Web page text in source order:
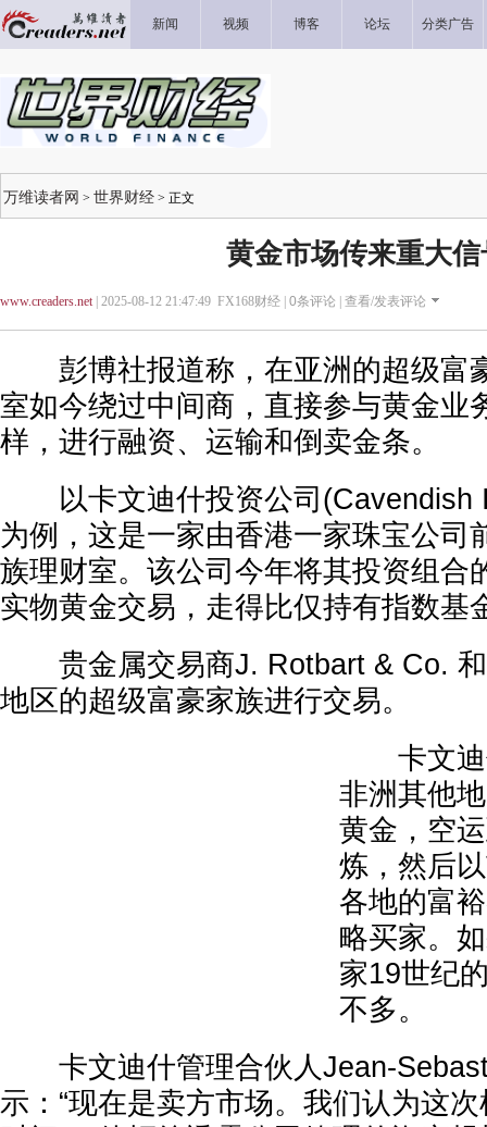
新闻 视频 博客 论坛 分类广告
万维读者网 > 世界财经 > 正文
黄金市场传来重大信
www.creaders.net| 2025-08-12 21:47:49 FX168财经 | 0条评论 | 查看/发表评论
彭博社报道称，在亚洲的超级富
室如今绕过中间商，直接参与黄金业
样，进行融资、运输和倒卖金条。
以卡文迪什投资公司(Cavendish
为例，这是一家由香港一家珠宝公司
族理财室。该公司今年将其投资组合
实物黄金交易，走得比仅持有指数基
贵金属交易商J. Rotbart & Co. 和
地区的超级富豪家族进行交易。
卡文迪
非洲其他
黄金，空
炼，然后
各地的富
略买家。
家19世纪
不多。
卡文迪什管理合伙人Jean-
示：“现在是卖方市场。我们认为这